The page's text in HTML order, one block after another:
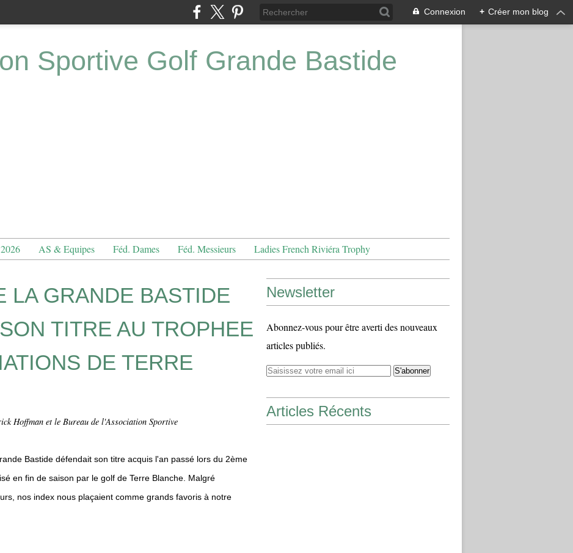
Connexion + Créer mon blog
Sportive Golf Grande Bastide
AS & Equipes Féd. Dames Féd. Messieurs Ladies French Riviéra Trophy
LA GRANDE BASTIDE
TITRE AU TROPHEE
DE TERRE
Hoffman et le Bureau de l'Association Sportive
Bastide défendait son titre acquis l'an passé lors du 2ème
en fin de saison par le golf de Terre Blanche. Malgré
nos index nous plaçaient comme grands favoris à notre
Newsletter
Abonnez-vous pour être averti des nouveaux
articles publiés.
Articles Récents